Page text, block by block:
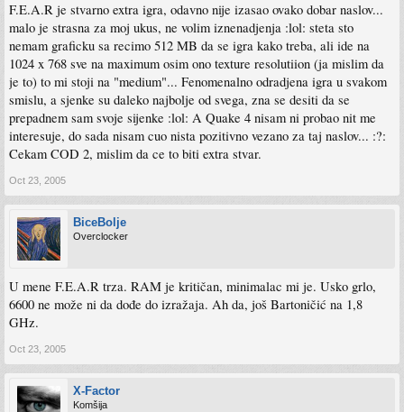
F.E.A.R je stvarno extra igra, odavno nije izasao ovako dobar naslov...
malo je strasna za moj ukus, ne volim iznenadjenja :lol: steta sto
nemam graficku sa recimo 512 MB da se igra kako treba, ali ide na
1024 x 768 sve na maximum osim ono texture resolutiion (ja mislim da
je to) to mi stoji na "medium"... Fenomenalno odradjena igra u svakom
smislu, a sjenke su daleko najbolje od svega, zna se desiti da se
prepadnem sam svoje sijenke :lol: A Quake 4 nisam ni probao nit me
interesuje, do sada nisam cuo nista pozitivno vezano za taj naslov... :?:
Cekam COD 2, mislim da ce to biti extra stvar.
Oct 23, 2005
BiceBolje
Overclocker
U mene F.E.A.R trza. RAM je kritičan, minimalac mi je. Usko grlo,
6600 ne može ni da dođe do izražaja. Ah da, još Bartoničić na 1,8
GHz.
Oct 23, 2005
X-Factor
Komšija